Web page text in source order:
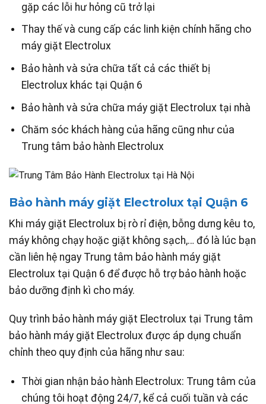
gặp các lỗi hư hỏng cũ trở lại
Thay thế và cung cấp các linh kiện chính hãng cho
máy giặt Electrolux
Bảo hành và sửa chữa tất cả các thiết bị
Electrolux khác tại Quận 6
Bảo hành và sửa chữa máy giặt Electrolux tại nhà
Chăm sóc khách hàng của hãng cũng như của
Trung tâm bảo hành Electrolux
Bảo hành máy giặt Electrolux tại Quận 6
Khi máy giặt Electrolux bị rò rỉ điện, bỗng dưng kêu to,
máy không chạy hoặc giặt không sạch,… đó là lúc bạn
cần liên hệ ngay Trung tâm bảo hành máy giặt
Electrolux tại Quận 6 để được hỗ trợ bảo hành hoặc
bảo dưỡng định kì cho máy.
Quy trình bảo hành máy giặt Electrolux tại Trung tâm
bảo hành máy giặt Electrolux được áp dụng chuẩn
chỉnh theo quy định của hãng như sau:
Thời gian nhận bảo hành Electrolux: Trung tâm của
chúng tôi hoạt động 24/7, kể cả cuối tuần và các